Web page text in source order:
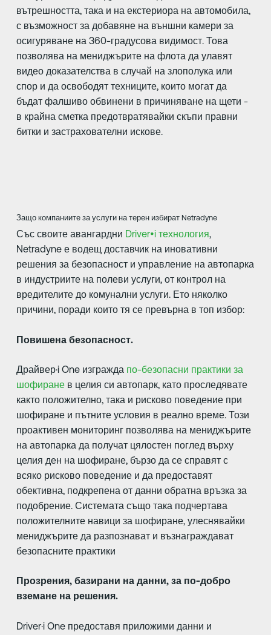
вътрешността, така и на екстериора на автомобила,
с възможност за добавяне на външни камери за
осигуряване на 360-градусова видимост. Това
позволява на мениджърите на флота да улавят
видео доказателства в случай на злополука или
спор и да освободят техниците, които могат да
бъдат фалшиво обвинени в причиняване на щети -
в крайна сметка предотвратявайки скъпи правни
битки и застрахователни искове.
Защо компаниите за услуги на терен избират Netradyne
Със своите авангардни Driver•i технология,
Netradyne е водещ доставчик на иновативни
решения за безопасност и управление на автопарка
в индустриите на полеви услуги, от контрол на
вредителите до комунални услуги. Ето няколко
причини, поради които тя се превърна в топ избор:
Повишена безопасност.
Драйвер·i One изгражда по-безопасни практики за
шофиранев целия си автопарк, като проследявате
както положително, така и рисково поведение при
шофиране и пътните условия в реално време. Този
проактивен мониторинг позволява на мениджърите
на автопарка да получат цялостен поглед върху
целия ден на шофиране, бързо да се справят с
всяко рисково поведение и да предоставят
обективна, подкрепена от данни обратна връзка за
подобрение. Системата също така подчертава
положителните навици за шофиране, улеснявайки
мениджърите да разпознават и възнаграждават
безопасните практики
Прозрения, базирани на данни, за по-добро
вземане на решения.
Driver·i One предоставя приложими данни и